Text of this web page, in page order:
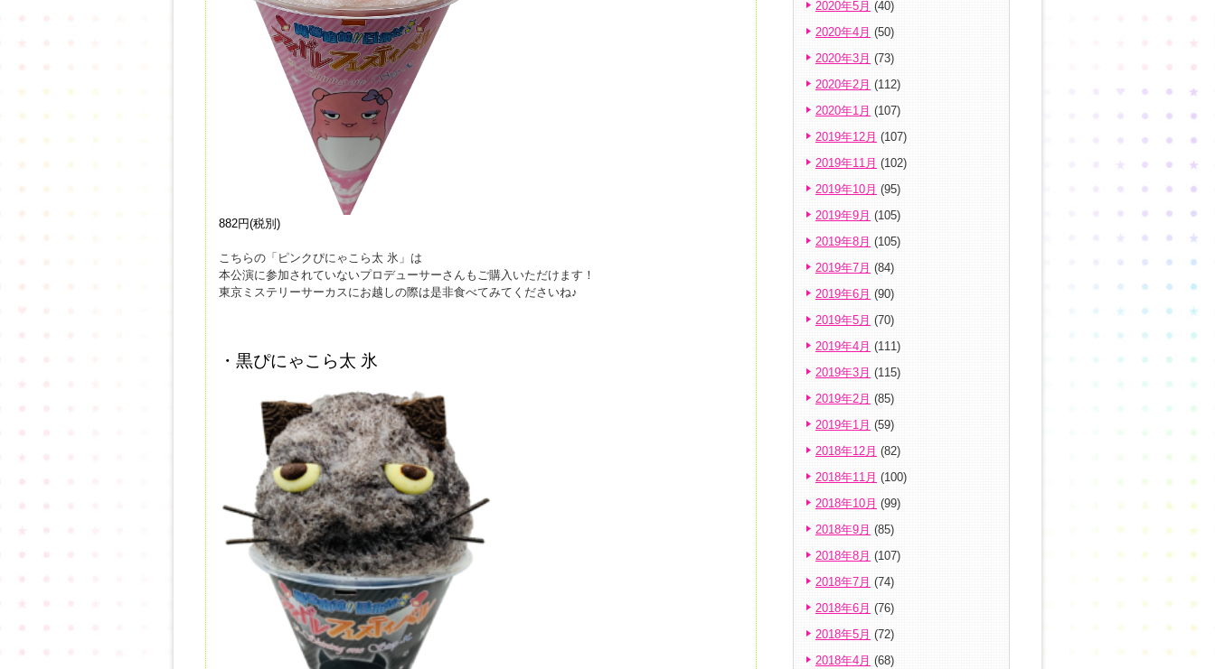
882円(税別)
こちらの「ピンクぴにゃこら太 氷」は
本公演に参加されていないプロデューサーさんもご購入いただけます！
東京ミステリーサーカスにお越しの際は是非食べてみてくださいね♪
・黒ぴにゃこら太 氷
2020年5月 (40)
2020年4月 (50)
2020年3月 (73)
2020年2月 (112)
2020年1月 (107)
2019年12月 (107)
2019年11月 (102)
2019年10月 (95)
2019年9月 (105)
2019年8月 (105)
2019年7月 (84)
2019年6月 (90)
2019年5月 (70)
2019年4月 (111)
2019年3月 (115)
2019年2月 (85)
2019年1月 (59)
2018年12月 (82)
2018年11月 (100)
2018年10月 (99)
2018年9月 (85)
2018年8月 (107)
2018年7月 (74)
2018年6月 (76)
2018年5月 (72)
2018年4月 (68)